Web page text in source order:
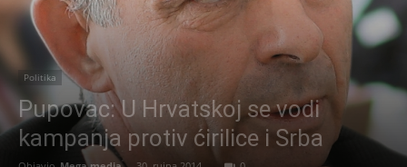
Politika
Pupovac: U Hrvatskoj se vodi
kampanja protiv ćirilice i Srba